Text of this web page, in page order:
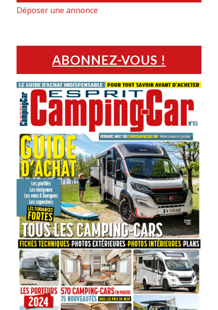
Déposer une annonce
ABONNEZ-VOUS !